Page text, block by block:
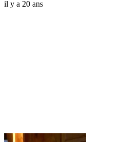
il y a 20 ans